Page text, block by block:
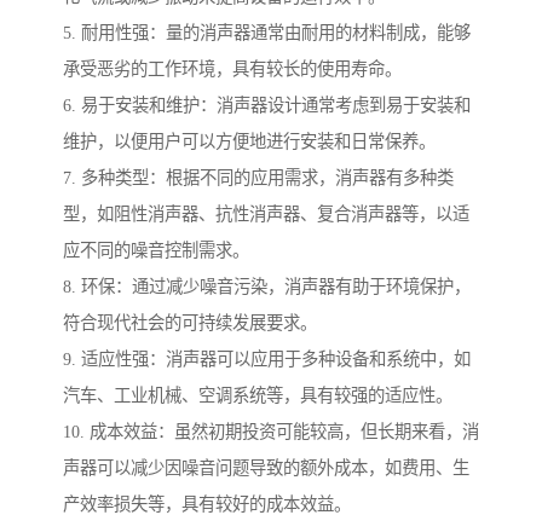
5. 耐用性强：量的消声器通常由耐用的材料制成，能够
承受恶劣的工作环境，具有较长的使用寿命。
6. 易于安装和维护：消声器设计通常考虑到易于安装和
维护，以便用户可以方便地进行安装和日常保养。
7. 多种类型：根据不同的应用需求，消声器有多种类
型，如阻性消声器、抗性消声器、复合消声器等，以适
应不同的噪音控制需求。
8. 环保：通过减少噪音污染，消声器有助于环境保护，
符合现代社会的可持续发展要求。
9. 适应性强：消声器可以应用于多种设备和系统中，如
汽车、工业机械、空调系统等，具有较强的适应性。
10. 成本效益：虽然初期投资可能较高，但长期来看，消
声器可以减少因噪音问题导致的额外成本，如费用、生
产效率损失等，具有较好的成本效益。